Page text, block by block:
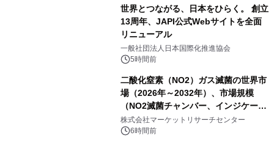
世界とつながる、日本をひらく。 創立
13周年、JAPI公式Webサイトを全面
リニューアル
一般社団法人日本国際化推進協会
5時間前
二酸化窒素（NO2）ガス滅菌の世界市
場（2026年～2032年）、市場規模
（NO2滅菌チャンバー、インジケータ
ーおよびモニタリングシステム、その
他）・分析レポートを発表
株式会社マーケットリサーチセンター
6時間前